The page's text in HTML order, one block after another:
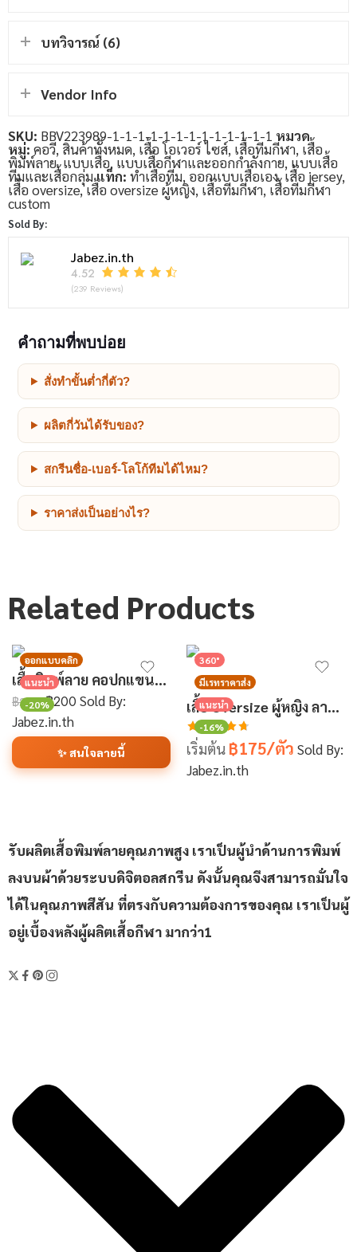
บทวิจารณ์ (6)
Vendor Info
SKU: BBV223989-1-1-1-1-1-1-1-1-1-1-1-1-1 หมวด
หมู่: คอวี, สินค้าทั้งหมด, เสื้อ โอเวอร์ ไซส์, เสื้อทีมกีฬา, เสื้อ
พิมพ์ลาย,แบบเสื้อ, แบบเสื้อกีฬาและออกกำลังกาย, แบบเสื้อ
ทีมและเสื้อกลุ่ม แท็ก: ทำเสื้อทีม, ออกแบบเสื้อเอง,เสื้อ jersey,
เสื้อ oversize,เสื้อ oversize ผู้หญิง, เสื้อทีมกีฬา, เสื้อทีมกีฬา
custom
Sold By:
Jabez.in.th
4.52
(239 Reviews)
คำถามที่พบบ่อย
สั่งทำขั้นต่ำกี่ตัว?
ผลิตกี่วันได้รับของ?
สกรีนชื่อ-เบอร์-โลโก้ทีมได้ไหม?
ราคาส่งเป็นอย่างไร?
Related Products
ออกแบบคลิก
แนะนำ
-20%
เสื้อพิมพ์ลาย คอปกแขนยาว
฿250 ฿200 Sold By:
Jabez.in.th
✨ สนใจลายนี้
360°
มีเรทราคาส่ง
แนะนำ
-16%
เสื้อ Oversize ผู้หญิง ลาย BLACKLION | เสื้อ โอเวอร์ ไซส์ สตรีท สปอร์ต สั่งทำได้
ให้คะแนน
4.71
ตั้งแต่ 1-5
เริ่มต้น ฿175/ตัว Sold By:
Jabez.in.th
รับผลิตเสื้อพิมพ์ลายคุณภาพสูง เราเป็นผู้นำด้านการพิมพ์
ลงบนผ้าด้วยระบบดิจิตอลสกรีน ดังนั้นคุณจึงสามารถมั่นใจ
ได้ในคุณภาพสีสัน ที่ตรงกับความต้องการของคุณ เราเป็นผู้
อยู่เบื้องหลังผู้ผลิตเสื้อกีฬา มากว่า1